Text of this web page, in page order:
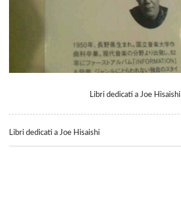
Libri dedicati a Joe Hisaishi
Libri dedicati a Joe Hisaishi